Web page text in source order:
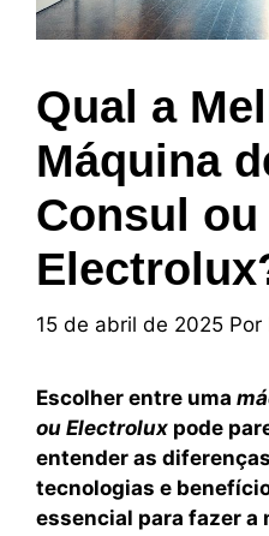
Qual a
Máquina
Consul ou
15 de abril de 2025 Por
Escolher entre uma
ou Electrolux pode
entender as
tecnologias e
essencial para fazer a